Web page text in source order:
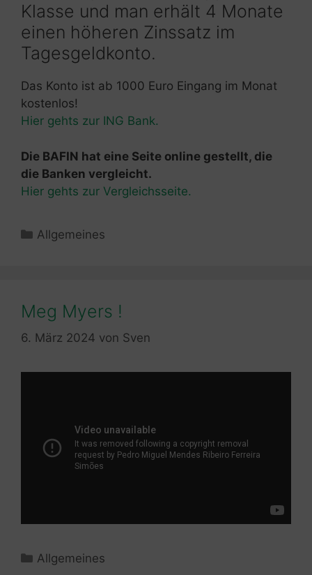
Klasse und man erhält 4 Monate
einen höheren Zinssatz im
Tagesgeldkonto.
Das Konto ist ab 1000 Euro Eingang im Monat
kostenlos!
Hier gehts zur ING Bank.
Die BAFIN hat eine Seite online gestellt, die
die Banken vergleicht.
Hier gehts zur Vergleichsseite.
Kategorien
Allgemeines
Meg Myers !
6. März 2024 von Sven
Kategorien
Allgemeines